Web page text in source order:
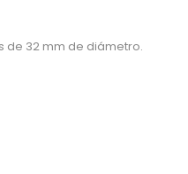
de 32 mm de diámetro.